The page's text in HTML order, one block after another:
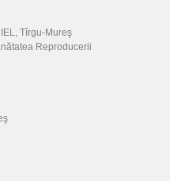
Tîrgu-Mureş
Reproducerii